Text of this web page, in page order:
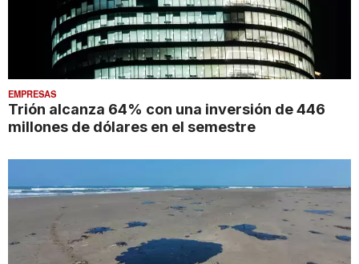
EMPRESAS
Trión alcanza 64% con una inversión de 446
millones de dólares en el semestre